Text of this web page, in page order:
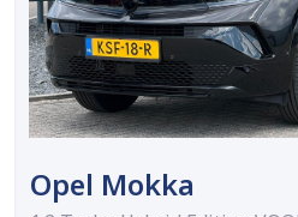
Opel Mokka